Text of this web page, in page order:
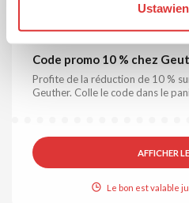
10 % CODE DE RÉDUCTION
Code promo 10 % chez
Profite de la réduction de 10 %
Geuther. Colle le code dans le
AFFICHER
Le bon est valable